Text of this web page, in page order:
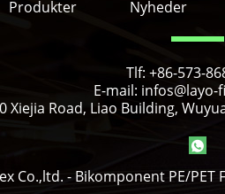
Produkter Nyheder
Tlf: +86-573-
E-mail:
Xiejia Road, Liao Building,
Co.,ltd. - Bikomponent PE/